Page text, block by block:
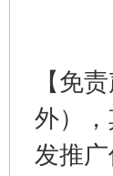
【免
外）
发推